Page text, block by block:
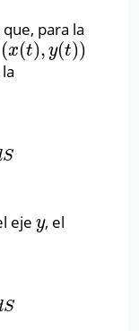
para la
(x(t), y(t))
,y(t))
S
eje y
y, el
S